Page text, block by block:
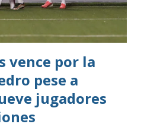
vence por la
pese a
jugadores